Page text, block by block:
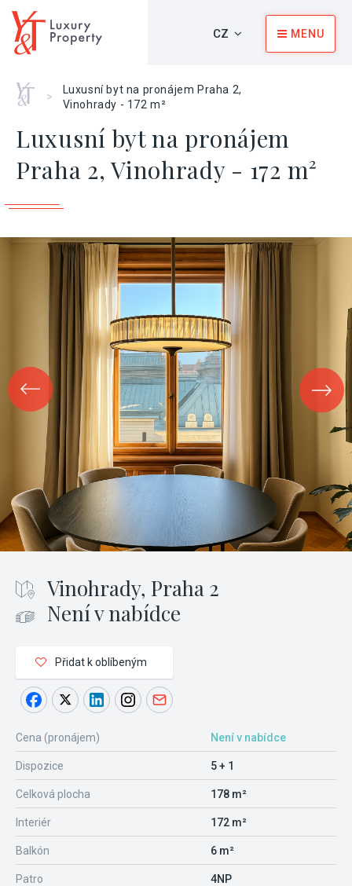
CZ MENU
Home
>
Luxusní byt na pronájem Praha 2,
Vinohrady - 172 m²
Luxusní byt na pronájem
Praha 2, Vinohrady - 172 m²
Vinohrady, Praha 2
Není v nabídce
Přidat k oblíbeným
Cena (pronájem) Není v nabídce
Dispozice 5 + 1
Celková plocha 178 m²
Interiér 172 m²
Balkón 6 m²
Patro 4NP